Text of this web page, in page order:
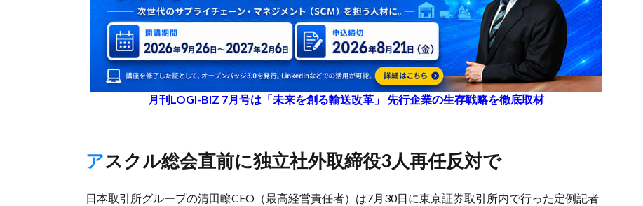
月刊LOGI-BIZ 7月号は「未来を創る輸送改革」 先行企業の生存戦略を徹底取材
アスクル総会直前に独立社外取締役3人再任反対で
日本取引所グループの清田瞭CEO（最高経営責任者）は7月30日に東京証券取引所内で行った定例記者